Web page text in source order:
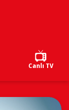
Canlı TV